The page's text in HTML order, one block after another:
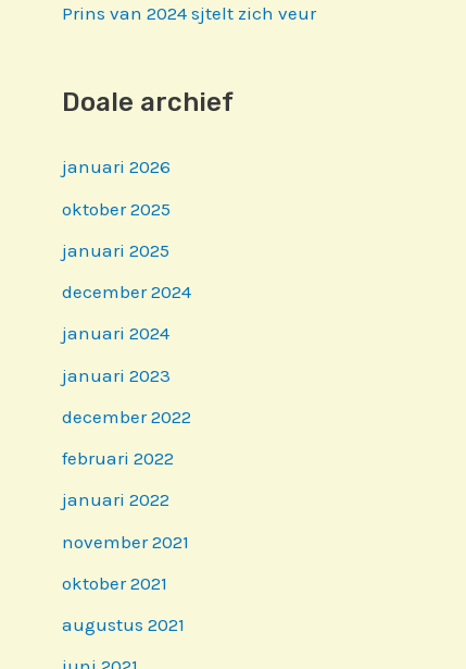
Prins van 2024 sjtelt zich veur
Doale archief
januari 2026
oktober 2025
januari 2025
december 2024
januari 2024
januari 2023
december 2022
februari 2022
januari 2022
november 2021
oktober 2021
augustus 2021